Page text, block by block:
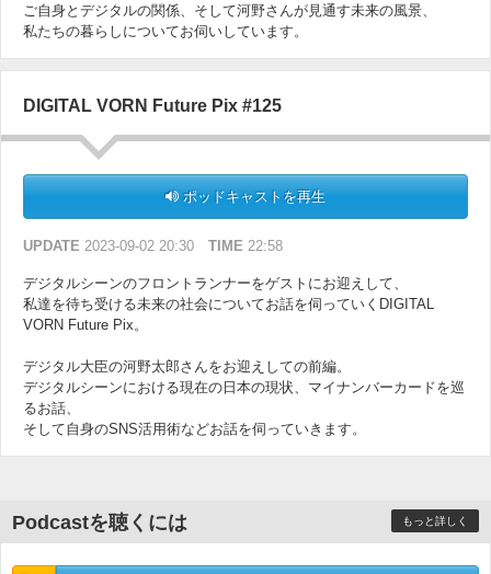
ご自身とデジタルの関係、そして河野さんが見通す未来の風景、
私たちの暮らしについてお伺いしています。
DIGITAL VORN Future Pix #125
ポッドキャストを再生
UPDATE 2023-09-02 20:30 TIME 22:58
デジタルシーンのフロントランナーをゲストにお迎えして、
私達を待ち受ける未来の社会についてお話を伺っていくDIGITAL
VORN Future Pix。
デジタル大臣の河野太郎さんをお迎えしての前編。
デジタルシーンにおける現在の日本の現状、マイナンバーカードを巡
るお話、
そして自身のSNS活用術などお話を伺っていきます。
Podcastを聴くには もっと詳しく